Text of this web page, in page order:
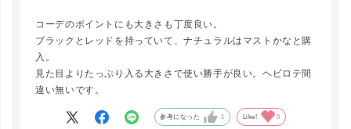
コーデのポイントにも大きさも丁度良い。
ブラックとレッドを持っていて、ナチュラルはマストかなと購
入。
見た目よりたっぷり入る大きさで使い勝手が良い。ヘビロテ間
違い無いです。
参考になった 1 Like! 0